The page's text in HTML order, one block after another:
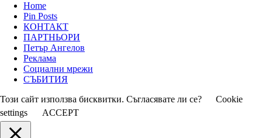
Home
Pin Posts
КОНТАКТ
ПАРТНЬОРИ
Петър Ангелов
Реклама
Социални мрежи
СЪБИТИЯ
Този сайт използва бисквитки. Съгласявате ли се?
Cookie
settings
ACCEPT